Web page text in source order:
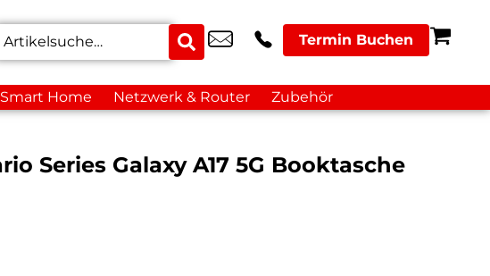
Termin Buchen
Smart Home Netzwerk & Router Zubehör
Series Galaxy A17 5G Booktasche